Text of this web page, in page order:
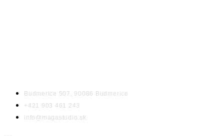
Budmerice 507, 90086 Budmerice
+421 903 461 243
info@magastudio.sk